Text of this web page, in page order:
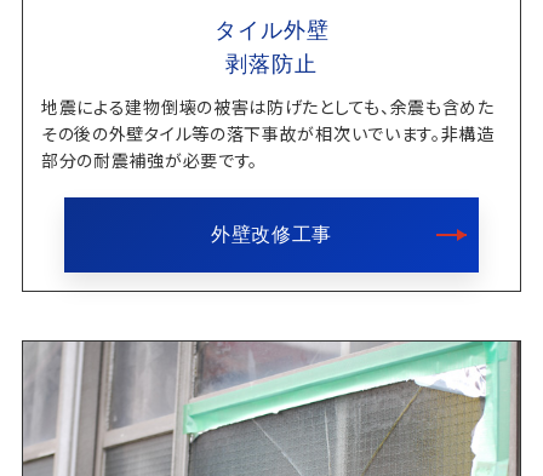
タイル外壁
剥落防止
地震による建物倒壊の被害は防げたとしても、余震も含めた
その後の外壁タイル等の落下事故が相次いでいます。非構造
部分の耐震補強が必要です。
外壁改修工事